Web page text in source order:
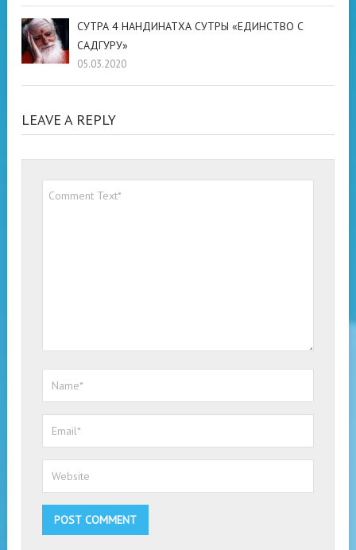
СУТРА 4 НАНДИНАТХА СУТРЫ «ЕДИНСТВО С
САДГУРУ»
05.03.2020
LEAVE A REPLY